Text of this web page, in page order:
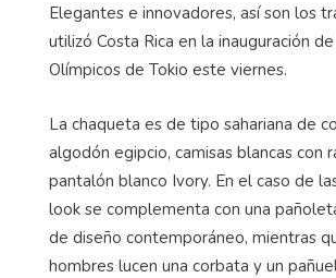
Elegantes e innovadores, así son los
utilizó Costa Rica en la inauguración
Olímpicos de Tokio este viernes.
La chaqueta es de tipo sahariana de
algodón egipcio, camisas blancas con
pantalón blanco Ivory. En el caso de
look se complementa con una
de diseño contemporáneo, mientras
hombres lucen una corbata y un